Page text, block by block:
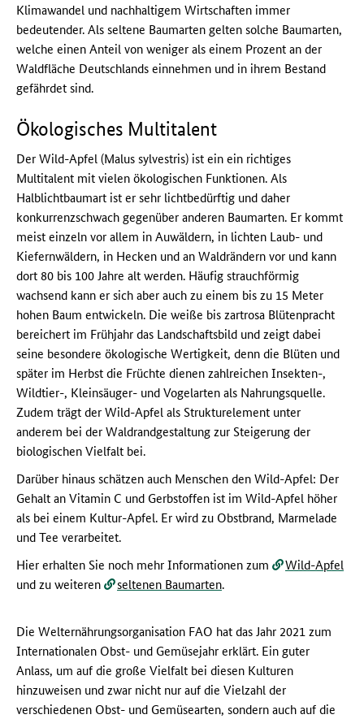
Klimawandel und nachhaltigem Wirtschaften immer
bedeutender. Als seltene Baumarten gelten solche Baumarten,
welche einen Anteil von weniger als einem Prozent an der
Waldfläche Deutschlands einnehmen und in ihrem Bestand
gefährdet sind.
Ökologisches Multitalent
Der Wild-Apfel (Malus sylvestris) ist ein ein richtiges
Multitalent mit vielen ökologischen Funktionen. Als
Halblichtbaumart ist er sehr lichtbedürftig und daher
konkurrenzschwach gegenüber anderen Baumarten. Er kommt
meist einzeln vor allem in Auwäldern, in lichten Laub- und
Kiefernwäldern, in Hecken und an Waldrändern vor und kann
dort 80 bis 100 Jahre alt werden. Häufig strauchförmig
wachsend kann er sich aber auch zu einem bis zu 15 Meter
hohen Baum entwickeln. Die weiße bis zartrosa Blütenpracht
bereichert im Frühjahr das Landschaftsbild und zeigt dabei
seine besondere ökologische Wertigkeit, denn die Blüten und
später im Herbst die Früchte dienen zahlreichen Insekten-,
Wildtier-, Kleinsäuger- und Vogelarten als Nahrungsquelle.
Zudem trägt der Wild-Apfel als Strukturelement unter
anderem bei der Waldrandgestaltung zur Steigerung der
biologischen Vielfalt bei.
Darüber hinaus schätzen auch Menschen den Wild-Apfel: Der
Gehalt an Vitamin C und Gerbstoffen ist im Wild-Apfel höher
als bei einem Kultur-Apfel. Er wird zu Obstbrand, Marmelade
und Tee verarbeitet.
Hier erhalten Sie noch mehr Informationen zum
Wild-Apfel
und zu weiteren
seltenen Baumarten.
Die Welternährungsorganisation FAO hat das Jahr 2021 zum
Internationalen Obst- und Gemüsejahr erklärt. Ein guter
Anlass, um auf die große Vielfalt bei diesen Kulturen
hinzuweisen und zwar nicht nur auf die Vielzahl der
verschiedenen Obst- und Gemüsearten, sondern auch auf die